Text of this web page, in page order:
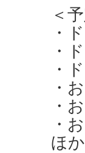
＜
・
・
・
・
・
・
ほか